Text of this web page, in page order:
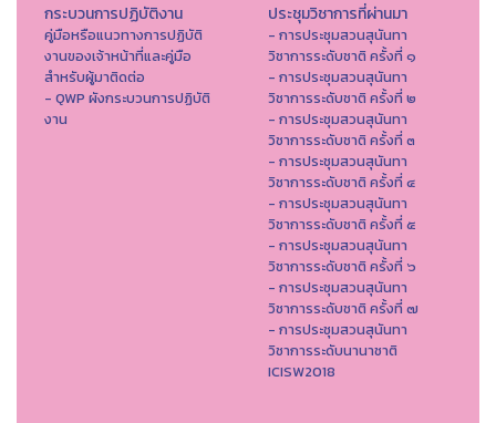
กระบวนการปฏิบัติงาน
คู่มือหรือแนวทางการปฏิบัติ
งานของเจ้าหน้าที่และคู่มือ
สำหรับผู้มาติดต่อ
- QWP ผังกระบวนการปฏิบัติ
งาน
ประชุมวิชาการที่ผ่านมา
- การประชุมสวนสุนันทา
วิชาการระดับชาติ ครั้งที่ ๑
- การประชุมสวนสุนันทา
วิชาการระดับชาติ ครั้งที่ ๒
- การประชุมสวนสุนันทา
วิชาการระดับชาติ ครั้งที่ ๓
- การประชุมสวนสุนันทา
วิชาการระดับชาติ ครั้งที่ ๔
- การประชุมสวนสุนันทา
วิชาการระดับชาติ ครั้งที่ ๕
- การประชุมสวนสุนันทา
วิชาการระดับชาติ ครั้งที่ ๖
- การประชุมสวนสุนันทา
วิชาการระดับชาติ ครั้งที่ ๗
- การประชุมสวนสุนันทา
วิชาการระดับนานาชาติ
ICISW2018